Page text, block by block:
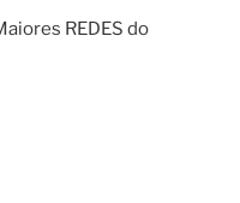
REDES do